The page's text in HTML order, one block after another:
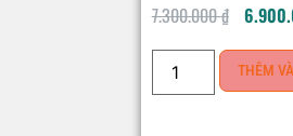
7.300.000₫
THÊM